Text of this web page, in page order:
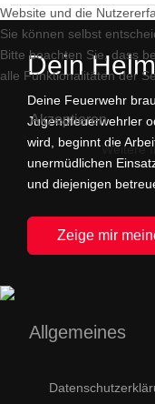
Dein
Deine Feuerwehr
Jugendfeuerwehrler
wird, beginnt die
unermüdlichen
und diejenigen
Zeige mir
Allgemeines
Website und die
Sie können selbst
Bitte beachten Sie, dass
alle Funktionalitäten der
Akzeptieren
Weitere